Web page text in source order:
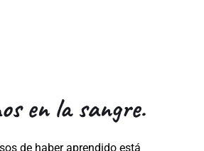
en la sangre.
de haber aprendido está